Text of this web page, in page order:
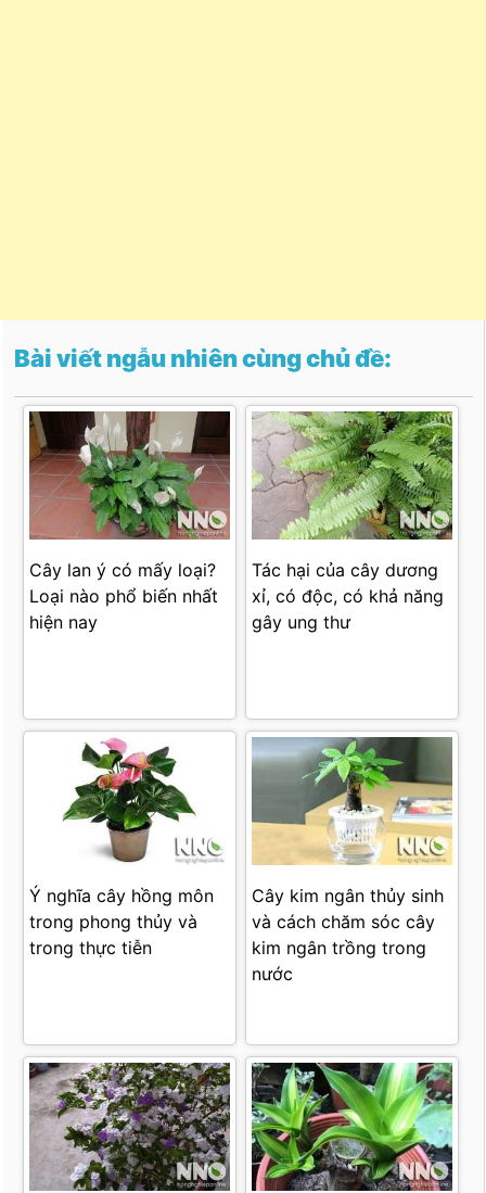
Bài viết ngẫu nhiên cùng chủ đề:
Cây lan ý có mấy loại?
Loại nào phổ biến nhất
hiện nay
Tác hại của cây dương
xỉ, có độc, có khả năng
gây ung thư
Ý nghĩa cây hồng môn
trong phong thủy và
trong thực tiễn
Cây kim ngân thủy sinh
và cách chăm sóc cây
kim ngân trồng trong
nước